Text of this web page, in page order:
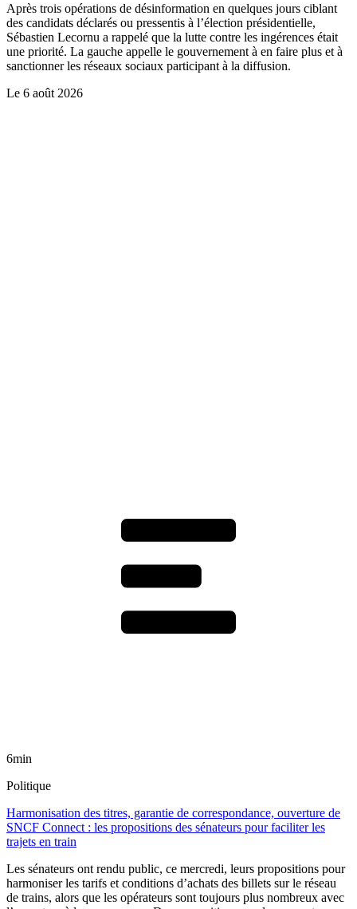
Après trois opérations de désinformation en quelques jours ciblant
des candidats déclarés ou pressentis à l’élection présidentielle,
Sébastien Lecornu a rappelé que la lutte contre les ingérences était
une priorité. La gauche appelle le gouvernement à en faire plus et à
sanctionner les réseaux sociaux participant à la diffusion.
Le 6 août 2026
6min
Politique
Harmonisation des titres, garantie de correspondance, ouverture de
SNCF Connect : les propositions des sénateurs pour faciliter les
trajets en train
Les sénateurs ont rendu public, ce mercredi, leurs propositions pour
harmoniser les tarifs et conditions d’achats des billets sur le réseau
de trains, alors que les opérateurs sont toujours plus nombreux avec